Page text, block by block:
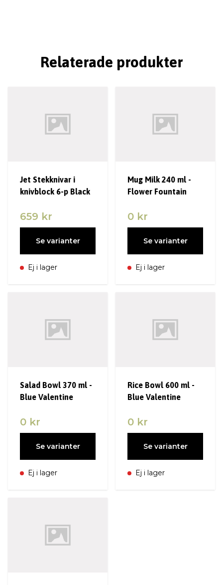
Relaterade produkter
Jet Stekknivar i
knivblock 6-p Black
659 kr
Se varianter
Ej i lager
Mug Milk 240 ml -
Flower Fountain
0 kr
Se varianter
Ej i lager
Salad Bowl 370 ml -
Blue Valentine
0 kr
Se varianter
Ej i lager
Rice Bowl 600 ml -
Blue Valentine
0 kr
Se varianter
Ej i lager